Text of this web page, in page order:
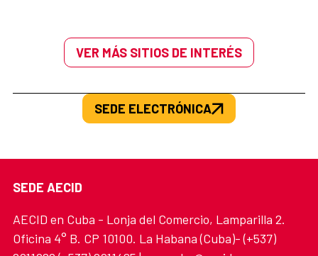
VER MÁS SITIOS DE INTERÉS
SEDE ELECTRÓNICA
SEDE AECID
AECID en Cuba - Lonja del Comercio, Lamparilla 2.
Oficina 4° B. CP 10100. La Habana (Cuba)- (+537)